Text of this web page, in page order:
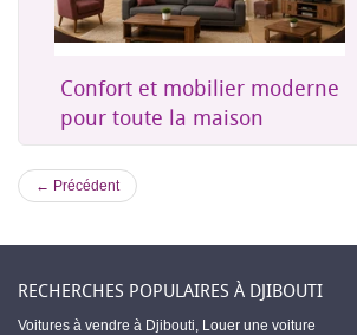
Confort et mobilier moderne
pour toute la maison
← Précédent
RECHERCHES POPULAIRES À DJIBOUTI
Voitures à vendre à Djibouti, Louer une voiture